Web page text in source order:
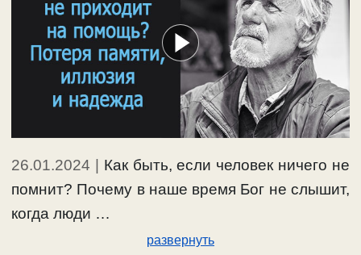
26.01.2024 | Как быть, если человек ничего не
помнит? Почему в наше время Бог не слышит,
когда люди …
развернуть